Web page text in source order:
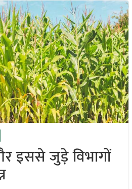
इससे जुड़े विभागों